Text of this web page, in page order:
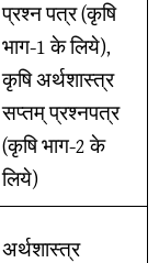
प्रश्न पत्र (कृषि
भाग-1 के लिये),
कृषि अर्थशास्त्र
सप्तम् प्रश्नपत्र
(कृषि भाग-2 के
लिये)
अर्थशास्त्र